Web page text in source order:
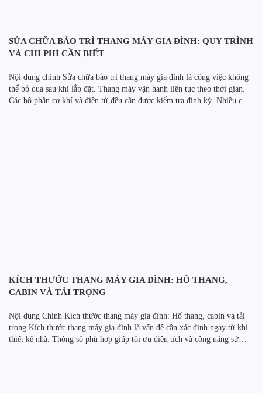
SỬA CHỮA BẢO TRÌ THANG MÁY GIA ĐÌNH: QUY TRÌNH
VÀ CHI PHÍ CẦN BIẾT
Nội dung chính Sửa chữa bảo trì thang máy gia đình là công việc không
thể bỏ qua sau khi lắp đặt. Thang máy vận hành liên tục theo thời gian.
Các bộ phận cơ khí và điện tử đều cần được kiểm tra định kỳ. Nhiều chủ
KÍCH THƯỚC THANG MÁY GIA ĐÌNH: HỐ THANG,
CABIN VÀ TẢI TRỌNG
Nội dung Chính Kích thước thang máy gia đình: Hố thang, cabin và tải
trọng Kích thước thang máy gia đình là vấn đề cần xác định ngay từ khi
thiết kế nhà. Thông số phù hợp giúp tối ưu diện tích và công năng sử